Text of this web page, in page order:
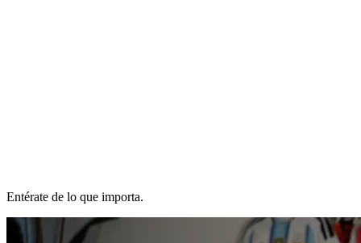
Entérate de lo que importa.